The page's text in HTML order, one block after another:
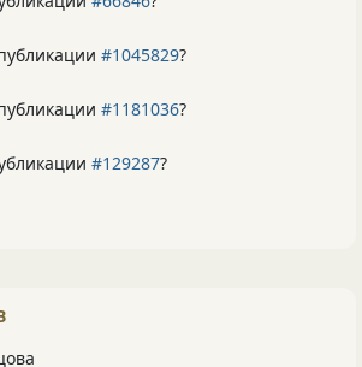
#1045829?
#1181036?
#129287?